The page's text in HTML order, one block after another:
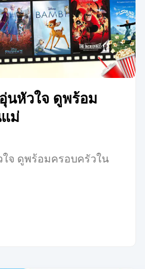
นหัวใจ ดูพร้อม
ม่
จ ดูพร้อมครอบครัวใน